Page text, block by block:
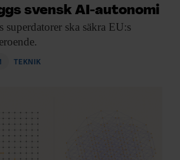
tillträdde Amy Loutfi som
i datavetenskap och
för AI vid Örebro universitet.
svensk AI-autonomi
ska säkra EU:s
TEKNIK